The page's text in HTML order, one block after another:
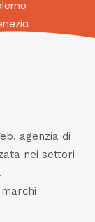
agenzia di
nei settori